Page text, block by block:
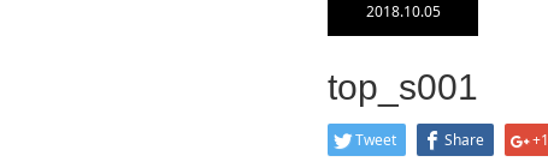
2018.10.05
top_s001
Tweet Share +1